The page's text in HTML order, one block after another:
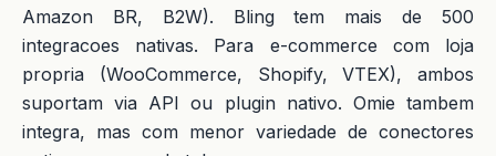
Amazon BR, B2W). Bling tem mais de 500
integracoes nativas. Para e-commerce com loja
propria (WooCommerce, Shopify, VTEX), ambos
suportam via API ou plugin nativo. Omie tambem
integra, mas com menor variedade de conectores